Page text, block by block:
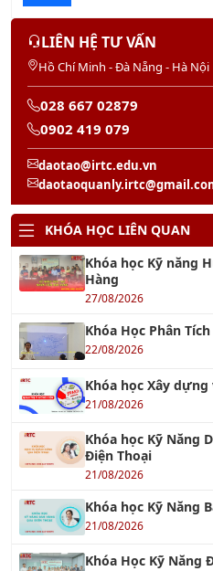
LIÊN HỆ TƯ VẤN
Hồ Chí Minh - Đà Nẵng - Hà Nội
028 667 02879
0902 419 079
daotao@irtc.edu.vn
KHÓA HỌC LIÊN QUAN
Khóa học Kỹ năng
Hàng
27/08/2026
Khóa Học Phân Tích
22/08/2026
Khóa học Xây
21/08/2026
Khóa học Kỹ Năng
Điện Thoại
21/08/2026
Khóa học Kỹ Năng
21/08/2026
Khóa Học Kỹ Năng